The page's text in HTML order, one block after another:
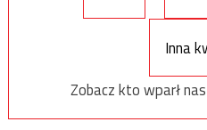
Inna
Zobacz kto wparł